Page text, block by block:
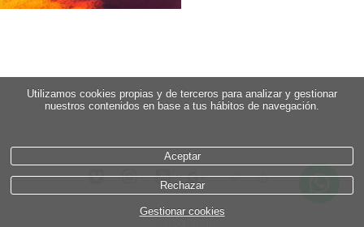
Utilizamos cookies propias y de terceros para analizar y gestionar
nuestros contenidos en base a tus hábitos de navegación.
Aceptar
Rechazar
Gestionar cookies